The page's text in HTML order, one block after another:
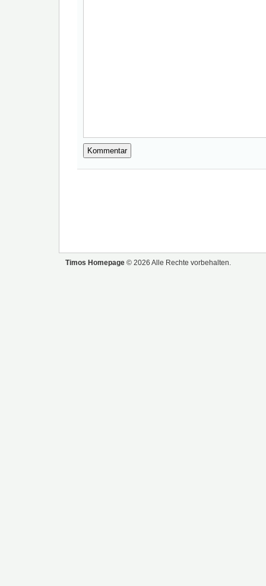
Timos Homepage © 2026 Alle Rechte vorbehalten.